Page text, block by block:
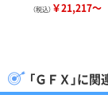
（税込） ￥21,217～
「ＧＦＸ」に